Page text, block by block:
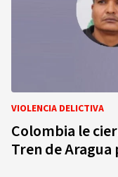
VIOLENCIA DELICTIVA
Colombia le
Tren de